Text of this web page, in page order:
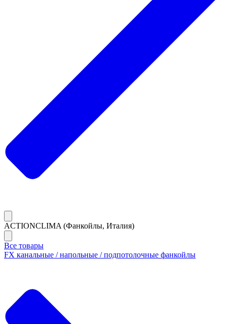
ACTIONCLIMA (Фанкойлы, Италия)
Все товары
FX канальные / напольные / подпотолочные фанкойлы